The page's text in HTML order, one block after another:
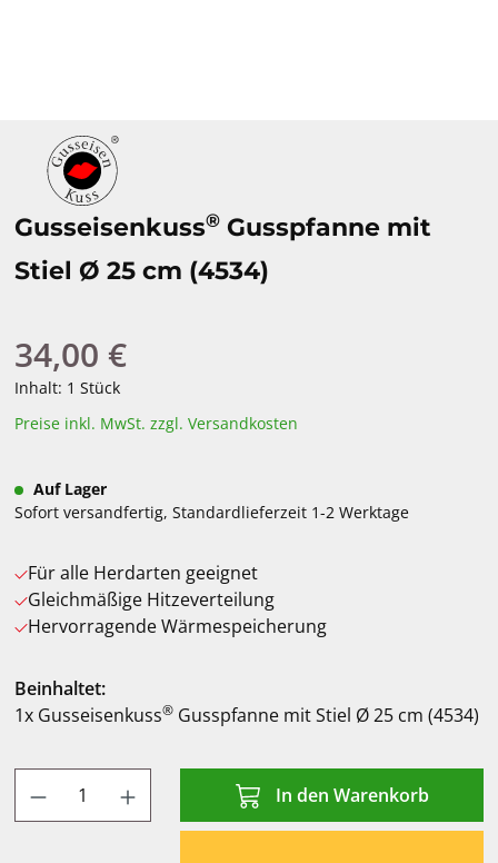
Gusseisenkuss® Gusspfanne mit
Stiel Ø 25 cm (4534)
Regulärer Preis:
34,00 €
Inhalt: 1 Stück
Preise inkl. MwSt. zzgl. Versandkosten
Auf Lager
Sofort versandfertig, Standardlieferzeit 1-2 Werktage
Für alle Herdarten geeignet
Gleichmäßige Hitzeverteilung
Hervorragende Wärmespeicherung
Beinhaltet:
1x Gusseisenkuss® Gusspfanne mit Stiel Ø 25 cm (4534)
Produkt Anzahl: Gib den gewünschten
In den Warenkorb